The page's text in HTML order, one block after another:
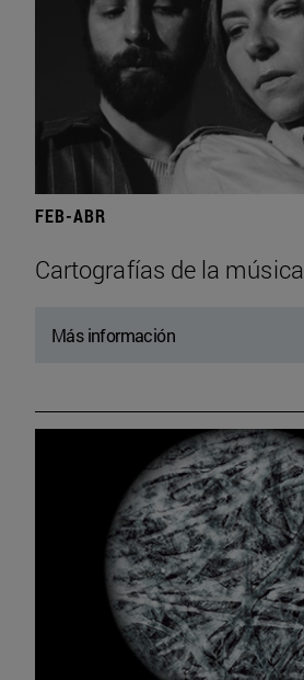
FEB-ABR
Cartografías de la música
Más información